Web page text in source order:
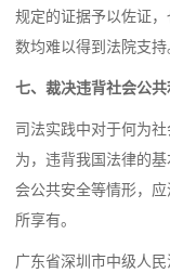
规定的证据予以佐证
数均难以得到法院支持
七、裁决违背社会公共
司法实践中对于何为
为，违背我国法律的
会公共安全等情形，
所享有。
广东省深圳市中级人